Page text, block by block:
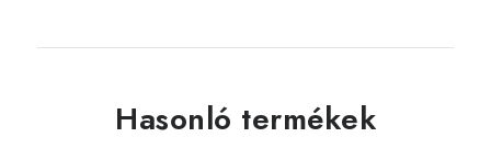
Hasonló termékek